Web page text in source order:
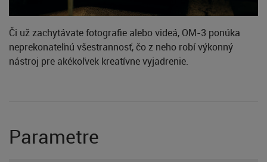
Či už zachytávate fotografie alebo videá, OM-3 ponúka
neprekonateľnú všestrannosť, čo z neho robí výkonný
nástroj pre akékoľvek kreatívne vyjadrenie.
Parametre